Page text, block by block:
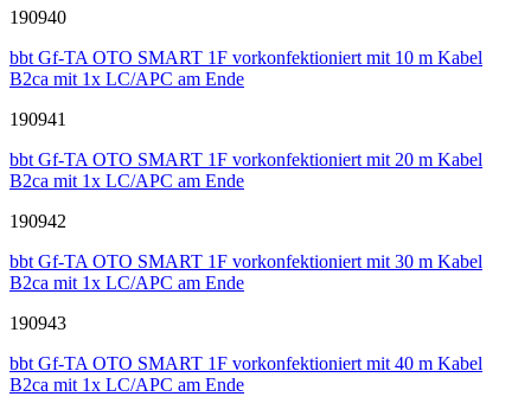
190940
bbt Gf-TA OTO SMART 1F vorkonfektioniert mit 10 m Kabel
B2ca mit 1x LC/APC am Ende
190941
bbt Gf-TA OTO SMART 1F vorkonfektioniert mit 20 m Kabel
B2ca mit 1x LC/APC am Ende
190942
bbt Gf-TA OTO SMART 1F vorkonfektioniert mit 30 m Kabel
B2ca mit 1x LC/APC am Ende
190943
bbt Gf-TA OTO SMART 1F vorkonfektioniert mit 40 m Kabel
B2ca mit 1x LC/APC am Ende